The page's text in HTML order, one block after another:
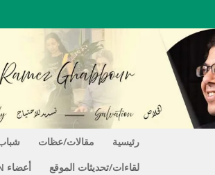
إلى
المحتوى
رئيسية مقالات/عظات
لقاءات/تحديثات الموقع
أعضاء SN